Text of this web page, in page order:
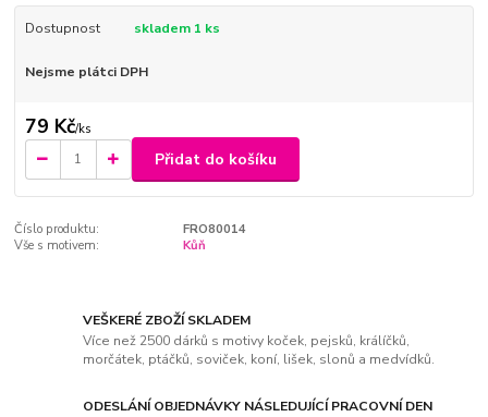
Dostupnost skladem 1 ks
Nejsme plátci DPH
79 Kč/ks
Přidat do košíku
Číslo produktu:
FRO80014
Vše s motivem:
Kůň
VEŠKERÉ ZBOŽÍ SKLADEM
Více než 2500 dárků s motivy koček, pejsků, králíčků,
morčátek, ptáčků, soviček, koní, lišek, slonů a medvídků.
ODESLÁNÍ OBJEDNÁVKY NÁSLEDUJÍCÍ PRACOVNÍ DEN